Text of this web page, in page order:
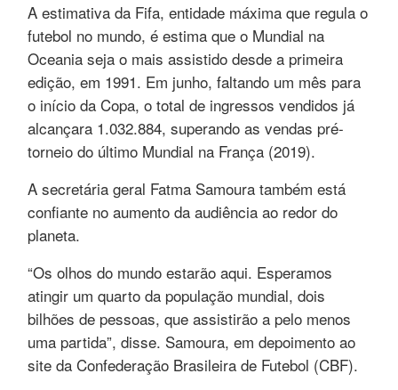
A estimativa da Fifa, entidade máxima que regula o
futebol no mundo, é estima que o Mundial na
Oceania seja o mais assistido desde a primeira
edição, em 1991. Em junho, faltando um mês para
o início da Copa, o total de ingressos vendidos já
alcançara 1.032.884, superando as vendas pré-
torneio do último Mundial na França (2019).
A secretária geral Fatma Samoura também está
confiante no aumento da audiência ao redor do
planeta.
“Os olhos do mundo estarão aqui. Esperamos
atingir um quarto da população mundial, dois
bilhões de pessoas, que assistirão a pelo menos
uma partida”, disse. Samoura, em depoimento ao
site da Confederação Brasileira de Futebol (CBF).